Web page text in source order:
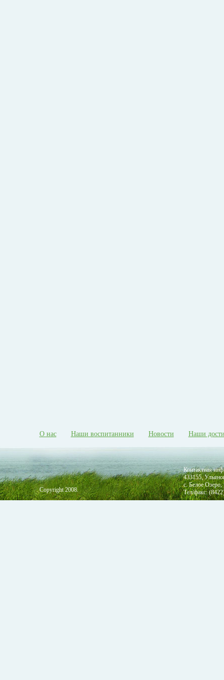
О нас Наши воспитанники Новости Наши
Copyright 2008.
Контактная
433155,
с. Белое
Тел/факс: